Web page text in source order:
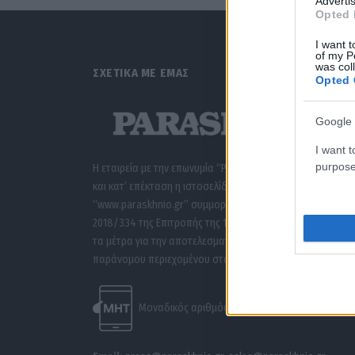
Opted
I want
of my
was
Opted
Google
I want
ΣΧΕΤΙΚΑ ΜΕ ΕΜΑΣ
Η εταιρεία με την επωνυμία “POLITICAL MEDIA GROUP A.E.”
και κατ’ επέκταση η ιστοσελίδα που κατέχει αυτή
“www.paraskhnio.gr” συμμορφώνονται με τη Σύσταση (ΕΕ)
2018/334 της Επιτροπής της 1ης Μαρτίου 2018 σχετικά με
τα μέτρα για την αποτελεσματική αντιμετώπιση του
παράνομου περιεχομένου στο διαδίκτυο (L 63).
Μοναδικός αριθμός Μ.Η.Τ. 262047